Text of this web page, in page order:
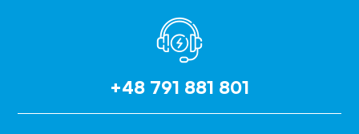
+48 791 881 801